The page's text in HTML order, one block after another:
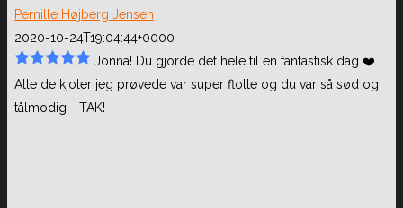
Pernille Højberg Jensen
2020-10-24T19:04:44+0000
Jonna! Du gjorde det hele til en fantastisk dag ❤️
Alle de kjoler jeg prøvede var super flotte og du var så sød og
tålmodig - TAK!